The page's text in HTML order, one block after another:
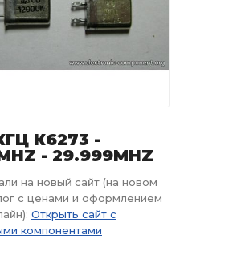
К6273 -
- 29.999MHZ
на новый сайт (на новом
с ценами и оформлением
Открыть сайт с
компонентами